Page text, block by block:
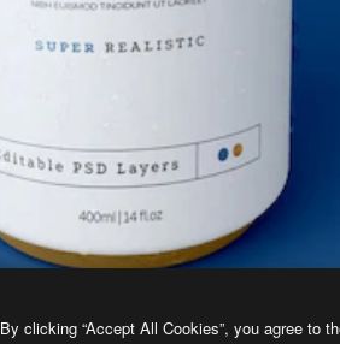
By clicking “Accept All Cookies”, you agree to